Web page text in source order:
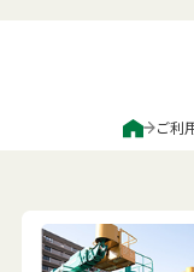
ご利